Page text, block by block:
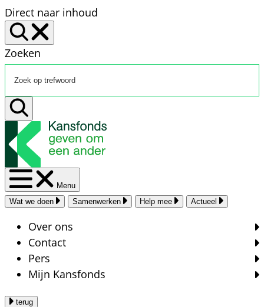
Direct naar inhoud
Zoeken
Menu
Wat we doen
Samenwerken Help mee Actueel
Over ons
Contact
Pers
Mijn Kansfonds
terug